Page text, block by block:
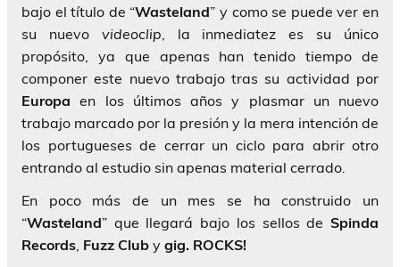
bajo el título de “Wasteland” y como se puede ver en
su nuevo videoclip , la inmediatez es su único
propósito, ya que apenas han tenido tiempo de
componer este nuevo trabajo tras su actividad por
Europa en los últimos años y plasmar un nuevo
trabajo marcado por la presión y la mera intención de
los portugueses de cerrar un ciclo para abrir otro
entrando al estudio sin apenas material cerrado.
En poco más de un mes se ha construido un
“Wasteland” que llegará bajo los sellos de Spinda
Records Fuzz Club y gig. ROCKS!